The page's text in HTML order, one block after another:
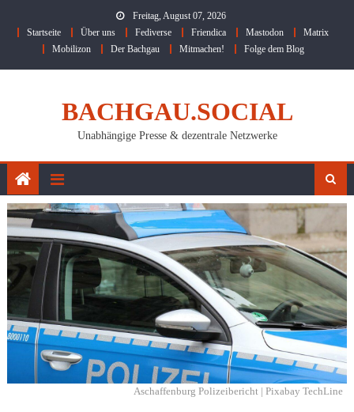
Freitag, August 07, 2026
Startseite
Über uns Fediverse Friendica Mastodon
Matrix
Mobilizon
Der Bachgau Mitmachen! Folge dem Blog
BACHGAU.SOCIAL
Unabhängige Presse & dezentrale Netzwerke
Aschaffenburg Polizeibericht | Pixabay TechLine